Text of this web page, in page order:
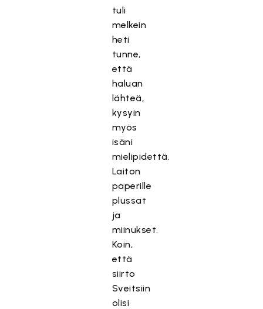
tuli
melkein
heti
tunne,
että
haluan
lähteä,
kysyin
myös
isäni
mielipidettä.
Laiton
paperille
plussat
ja
miinukset.
Koin,
että
siirto
Sveitsiin
olisi